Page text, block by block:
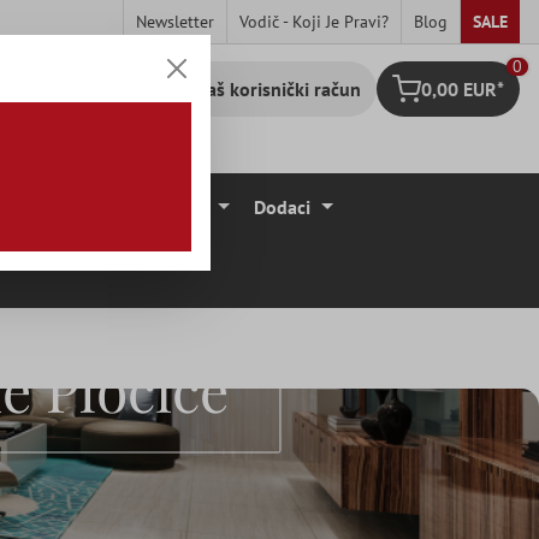
Newsletter Vodič - Koji Je Pravi? Blog SALE
Vaš korisnički račun Košarica
0
0,00 EUR*
Dodaci
Pločice